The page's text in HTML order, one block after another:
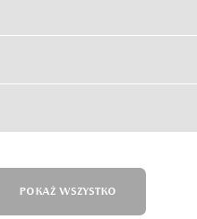
POKAŻ WSZYSTKO